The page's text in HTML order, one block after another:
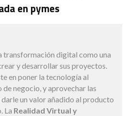
en pymes
transformación digital como una
y desarrollar sus proyectos.
en poner la tecnología al
negocio, y aprovechar las
un valor añadido al producto
La Realidad Virtual y